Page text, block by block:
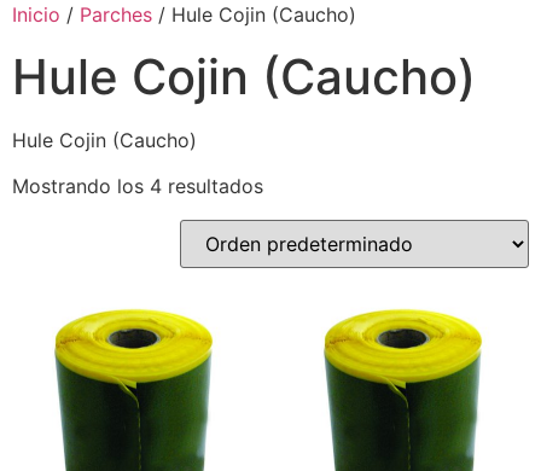
contenido
Inicio / Parches / Hule Cojin (Caucho)
Hule Cojin (Caucho)
Hule Cojin (Caucho)
Mostrando los 4 resultados